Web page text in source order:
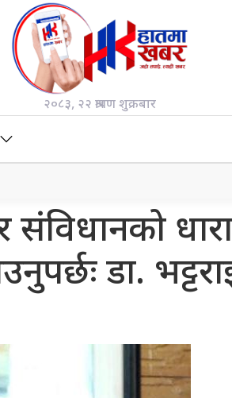
२०८३, २२ श्रावण शुक्रबार
डा.